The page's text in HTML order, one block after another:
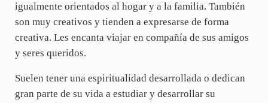
igualmente orientados al hogar y a la familia. También
son muy creativos y tienden a expresarse de forma
creativa. Les encanta viajar en compañía de sus amigos
y seres queridos.
Suelen tener una espiritualidad desarrollada o dedican
gran parte de su vida a estudiar y desarrollar su